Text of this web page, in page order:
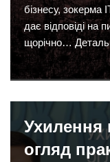
бізнесу, зокерма
дає відповіді на
щорічно…
Ухилення
огляд